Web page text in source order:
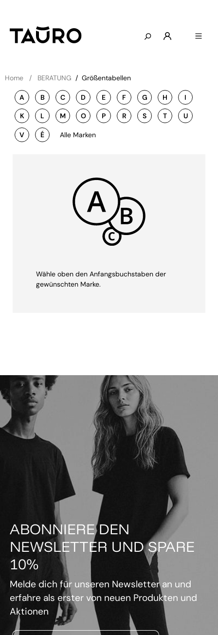
Home BERATUNG / Größentabellen
A B C D E F G H I
K L M O P R S T U
V É Alle Marken
Wähle oben den Anfangsbuchstaben der
gewünschten Marke.
ABONNIERE DEN
NEWSLETTER UND SPARE
10%
Melde dich für unseren Newsletter an und
erfahre als erster von neuen Produkten und
Aktionen